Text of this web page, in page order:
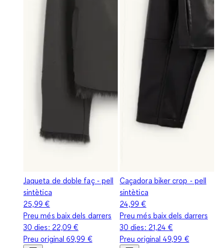
Jaqueta de doble faç - pell
sintètica
25,99 €
Preu més baix dels darrers
30 dies: 22,09 €
Preu original69,99 €
Caçadora biker crop - pell
sintètica
24,99 €
Preu més baix dels darrers
30 dies: 21,24 €
Preu original 49,99 €